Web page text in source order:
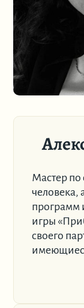
Мастер
человека,
программ
игры
своего